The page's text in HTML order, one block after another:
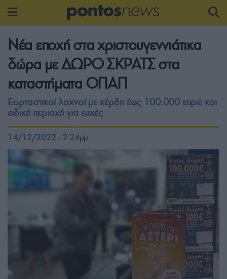
Νέα εποχή στα χριστουγεννιάτικα
δώρα με ΔΩΡΟ ΣΚΡΑΤΣ στα
καταστήματα ΟΠΑΠ
Εορταστικοί λαχνοί με κέρδη έως 100.000 ευρώ και
ειδική περιοχή για ευχές
14/12/2022 - 2:24μμ